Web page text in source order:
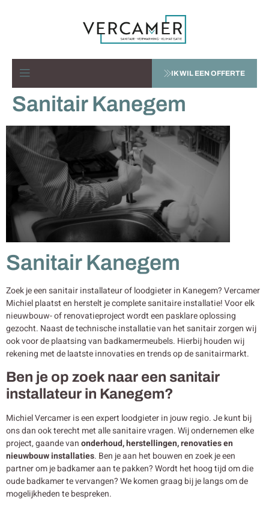
IK WIL EEN OFFERTE
Sanitair Kanegem
Sanitair Kanegem
Zoek je een sanitair installateur of loodgieter in Kanegem? Vercamer
Michiel plaatst en herstelt je complete sanitaire installatie! Voor elk
nieuwbouw- of renovatieproject wordt een pasklare oplossing
gezocht. Naast de technische installatie van het sanitair zorgen wij
ook voor de plaatsing van badkamermeubels. Hierbij houden wij
rekening met de laatste innovaties en trends op de sanitairmarkt.
Ben je op zoek naar een sanitair
installateur in Kanegem?
Michiel Vercamer is een expert loodgieter in jouw regio. Je kunt bij
ons dan ook terecht met alle sanitaire vragen. Wij ondernemen elke
project, gaande vanonderhoud, herstellingen, renovaties en
nieuwbouwinstallaties. Ben je aan het bouwen en zoek je een
partner om je badkamer aan te pakken? Wordt het hoog tijd om die
oude badkamer te vervangen? We komen graag bij je langs om de
mogelijkheden te bespreken.